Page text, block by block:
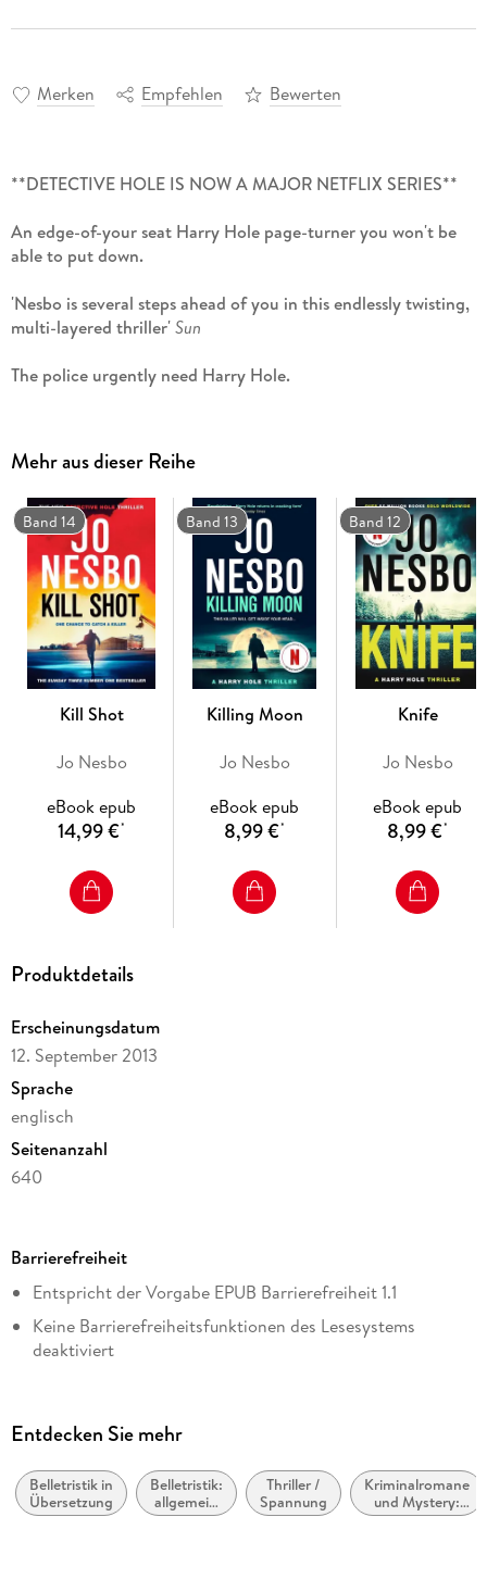
Merken Empfehlen Bewerten
**DETECTIVE HOLE IS NOW A MAJOR NETFLIX SERIES**
An edge-of-your seat Harry Hole page-turner you won't be
able to put down.
'Nesbo is several steps ahead of you in this endlessly twisting,
multi-layered thriller'Sun
The police urgently need Harry Hole.
failed to solve. The murders are brutal, the media reaction
hysterical.
But this time, Harry can't help anyone.
For years, detective Harry Hole has been at the centre of
every major criminal investigation in Oslo. His dedication to
his job and his brilliant insights have saved the lives of
countless people. But now, with those he loves most facing
terrible danger, Harry can't protect anyone.
WORLDWIDE*
Mehr aus dieser Reihe
Band 14
Kill Shot
Jo Nesbo
eBook epub
14,99 €*
Band 13
Killing Moon
Jo Nesbo
eBook epub
8,99 €*
Band 12
Knife
Jo Nesbo
eBook epub
8,99 €*
Produktdetails
Erscheinungsdatum
12. September 2013
Sprache
englisch
Seitenanzahl
640
Reihe
Harry Hole, 10
Autor/Autorin
Jo Nesbo
Don Bartlett
Random House
Kopierschutz
Barrierefreiheit
Entspricht der Vorgabe EPUB Barrierefreiheit 1.1
Keine Barrierefreiheitsfunktionen des Lesesystems
deaktiviert
Sprachkennzeichnung vorhanden
Inhalt auch ohne Farbwahrnehmung verständlich
Entdecken Sie mehr
Belletristik in
Übersetzung
Belletristik:
allgemein
und
Thriller /
Spannung
Kriminalromane
und Mystery:
Polizeiarbeit &